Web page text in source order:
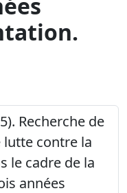
Recherche de
contre la
le cadre de la
années